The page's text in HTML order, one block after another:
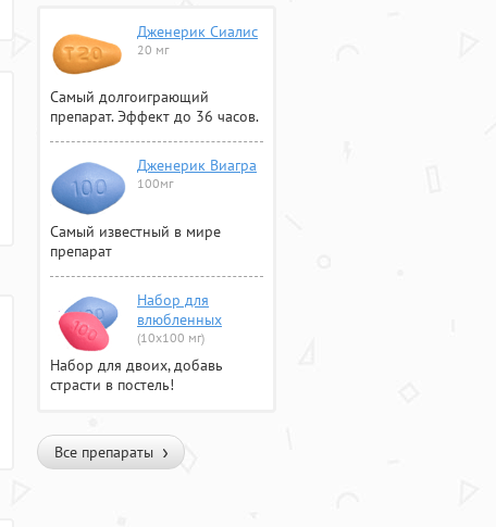
Дженерик Сиалис
20 мг
Самый долгоиграющий
препарат. Эффект до 36 часов.
Дженерик Виагра
100мг
Самый известный в мире
препарат
Набор для
влюбленных
(10х100 мг)
Набор для двоих, добавь
страсти в постель!
Все препараты